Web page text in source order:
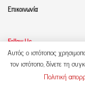
Επικοινωνία
Follow Us
Αυτός ο ιστότοπος
τον ιστότοπο, δίνετε τη
Πολιτική